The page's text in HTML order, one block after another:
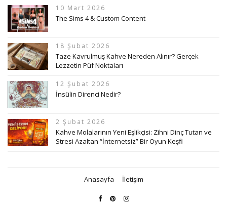
10 Mart 2026
The Sims 4 & Custom Content
18 Şubat 2026
Taze Kavrulmuş Kahve Nereden Alınır? Gerçek
Lezzetin Püf Noktaları
12 Şubat 2026
İnsülin Direnci Nedir?
2 Şubat 2026
Kahve Molalarının Yeni Eşlikçisi: Zihni Dinç Tutan ve
Stresi Azaltan “İnternetsiz” Bir Oyun Keşfi
Anasayfa İletişim